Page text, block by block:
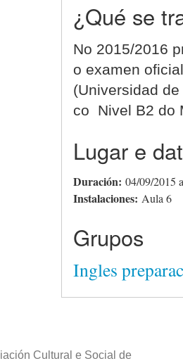
¿Qué se
No 2015/2016
o examen
(Universidad
co Nivel B2 do
Lugar e
Duración: 04/09/2015
Instalaciones: Aula 6
Grupos
Ingles
Cultural e Social de